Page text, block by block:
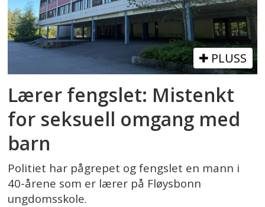
PLUSS
Lærer fengslet: Mistenkt
for seksuell omgang med
barn
Politiet har pågrepet og fengslet en mann i
40-årene som er lærer på Fløysbonn
ungdomsskole.